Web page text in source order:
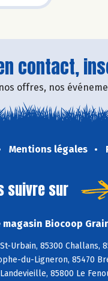
contact,
offres, nos
Mentions légales
suivre sur
magasin Biocoop
Urbain, 85300 Challans,
du-Ligneron, 85470
85800 Le